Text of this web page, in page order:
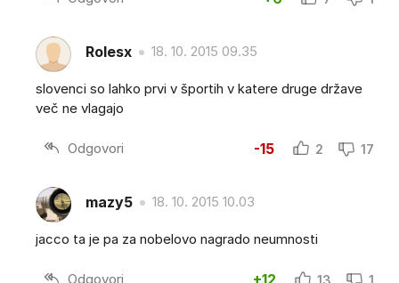
Rolesx 18. 10. 2015 09.35
slovenci so lahko prvi v športih v katere druge države
več ne vlagajo
Odgovori -15 2 17
mazy5 18. 10. 2015 10.03
jacco ta je pa za nobelovo nagrado neumnosti
Odgovori 13 1